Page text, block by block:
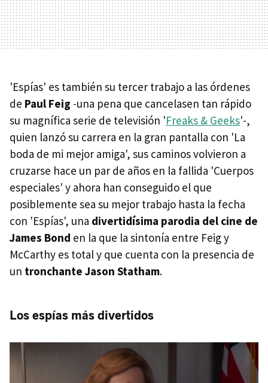
'Espías' es también su tercer trabajo a las órdenes
de Paul Feig -una pena que cancelasen tan rápido
su magnífica serie de televisión 'Freaks & Geeks'-,
quien lanzó su carrera en la gran pantalla con 'La
boda de mi mejor amiga', sus caminos volvieron a
cruzarse hace un par de años en la fallida 'Cuerpos
especiales' y ahora han conseguido el que
posiblemente sea su mejor trabajo hasta la fecha
con 'Espías', una divertidísima parodia del cine de
James Bond en la que la sintonía entre Feig y
McCarthy es total y que cuenta con la presencia de
un tronchante Jason Statham.
Los espías más divertidos